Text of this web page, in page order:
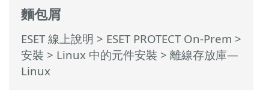
麵包屑
ESET 線上說明 > ESET PROTECT On-Prem >
安裝 > Linux 中的元件安裝 > 離線存放庫—
Linux